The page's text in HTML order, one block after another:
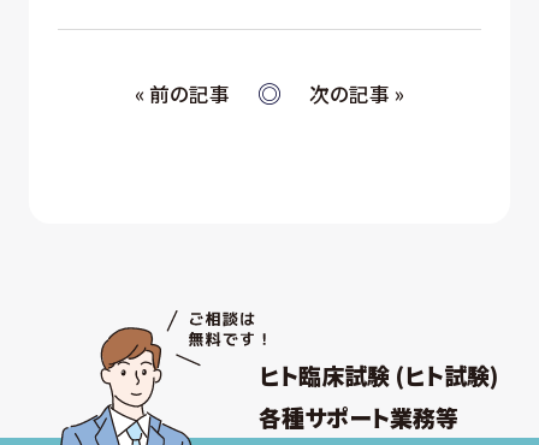
« 前の記事 次の記事 »
ヒト臨床試験 (ヒト試験)
各種サポート業務等